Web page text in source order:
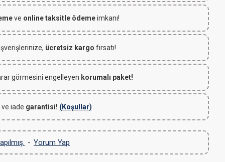
ve online taksitle ödemeimkanı!
ücretsiz kargo fırsatı!
görmesini engelleyen korumalı paket!
iade garantisi! (Koşullar)
- Yorum Yap